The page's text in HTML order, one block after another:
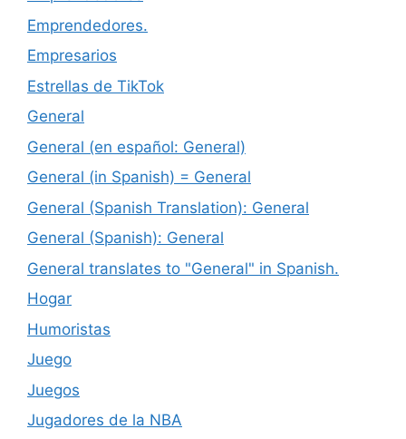
Emprendedores.
Empresarios
Estrellas de TikTok
General
General (en español: General)
General (in Spanish) = General
General (Spanish Translation): General
General (Spanish): General
General translates to "General" in Spanish.
Hogar
Humoristas
Juego
Juegos
Jugadores de la NBA